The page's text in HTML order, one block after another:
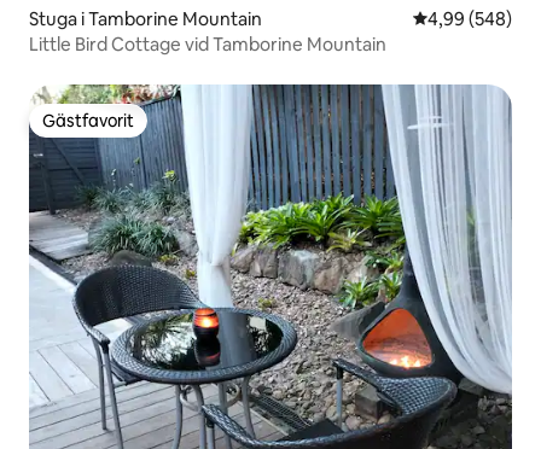
Stuga i Tamborine Mountain 4,99 av 5 i
4,99 (548)
Little Bird Cottage vid Tamborine Mountain
Gästfavorit
Gästfavorit